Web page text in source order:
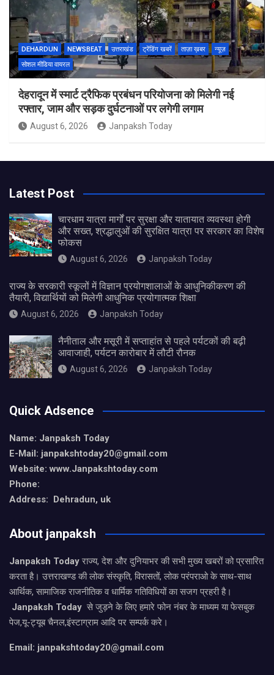
DEHARDUN NEWSBEAT उत्तराखंड ट्रेंडिंग खबरें ताज़ा ख़बर
न्यूज़
सोशल मीडिया वायरल
देहरादून में स्मार्ट ट्रैफिक प्रबंधन परियोजना को मिलेगी नई
रफ्तार, जाम और सड़क दुर्घटनाओं पर लगेगी लगाम
August 6, 2026 Janpaksh Today
Latest Post
चारधाम यात्रा मार्गों पर सुरक्षा और यातायात व्यवस्था होगी
और सख्त, श्रद्धालुओं की सुरक्षित यात्रा पर सरकार का विशेष
फोकस
August 6, 2026 Janpaksh Today
राज्य के सरकारी स्कूलों में विज्ञान प्रयोगशालाओं के आधुनिकीकरण की
तैयारी, विद्यार्थियों को मिलेगी आधुनिक प्रयोगात्मक शिक्षा
August 6, 2026 Janpaksh Today
नैनीताल और मसूरी में सप्ताहांत से पहले पर्यटकों की बढ़ी
आवाजाही, पर्यटन कारोबार में लौटी रौनक
August 6, 2026 Janpaksh Today
Quick Adsence
Name: Janpaksh Today
E-Mail: janpakshtoday20@gmail.com
Website: www.Janpakshtoday.com
Phone:
Address: Dehradun, uk
About janpaksh
Janpaksh Todayराज्य, देश और दुनियाभर की सभी मुख्य खबरों को प्रसारित
करता है। उत्तराखण्ड की लोक संस्कृति, विरासतों, लोक परंपराओ के साथ-साथ
आर्थिक, सामाजिक राजनीतिक व धार्मिक गतिविधियों का सजग प्रहरी है।
Janpaksh Today से जुड़ने के लिए हमारे फोन नंबर के माध्यम या फेसबुक
पेज,यू-ट्यूब चैनल,इंस्टाग्राम आदि पर सम्पर्क करे।
Email: janpakshtoday20@gmail.com